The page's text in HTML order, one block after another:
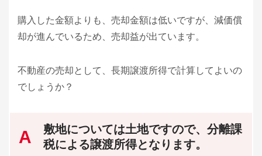
購入した金額よりも、売却金額は低いですが、減価償
却が進んでいるため、売却益が出ています。
不動産の売却として、長期譲渡所得で計算してよいの
でしょうか？
敷地については土地ですので、分離課
税による譲渡所得となります。